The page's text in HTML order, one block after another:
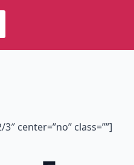
center=”no” class=””]